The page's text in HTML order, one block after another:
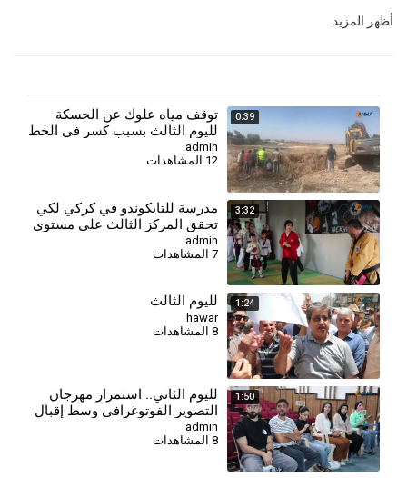
أظهر المزيد
0:39
توقف مياه علوك عن الحسكة
لليوم الثالث بسبب كسر في الخط
الرئيس
admin
12 المشاهدات
3:32
⁣مدرسة للتايكوندو في كركي لكي
تحقق المركز الثالث على مستوى
سوريا
admin
7 المشاهدات
1:24 لليوم الثالث
hawar
8 المشاهدات
1:50
لليوم الثاني.. استمرار مهرجان
التصوير الفوتوغرافي وسط إقبال
من المهتمين
admin
8 المشاهدات